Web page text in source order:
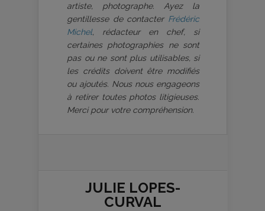
artiste, photographe. Ayez la
gentillesse de contacter Frédéric
Michel, rédacteur en chef, si
certaines photographies ne sont
pas ou ne sont plus utilisables, si
les crédits doivent être modifiés
ou ajoutés. Nous nous engageons
à retirer toutes photos litigieuses.
Merci pour votre compréhension.
JULIE LOPES-
CURVAL